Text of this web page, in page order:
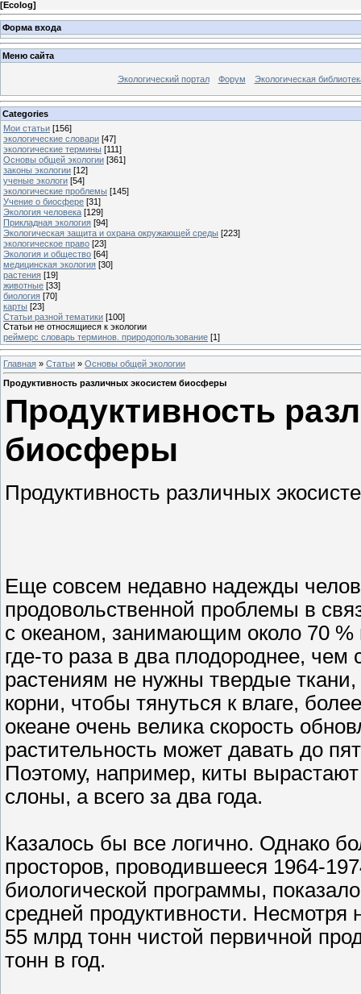
[Ecolog]
Форма входа
Меню сайта
Экологический портал Форум Экологическая
Categories
Мои статьи [156]
экологические словари [47]
экологические термины [111]
Основы общей экологии [361]
законы экологии [12]
ученые экологи [54]
экологические проблемы [145]
Учение о биосфере [31]
Экология человека [129]
Прикладная экология [94]
Экологическая защита и охрана окружающей среды [223]
экологическое право [23]
Экология и общество [64]
медицинская экология [30]
растения [19]
животные [33]
биология [70]
карты [23]
Статьи разной тематики [100]
Статьи не относящиеся к экологии
реймерс словарь терминов. природопользование [1]
Главная » Статьи » Основы общей экологии
Продуктивность различных экосистем биосферы
Продуктивность
биосферы
Продуктивность различных
Еще совсем недавно надежды
продовольственной проблемы в
с океаном, занимающим около 70
где-то раза в два плодороднее,
растениям не нужны твердые
корни, чтобы тянуться к влаге,
океане очень велика скорость
растительность может давать до
Поэтому, например, киты
слоны, а всего за два года.
Казалось бы все логично. Однако
просторов, проводившееся 1964-
биологической программы,
средней продуктивности.
55 млрд тонн чистой первичной
тонн в год.